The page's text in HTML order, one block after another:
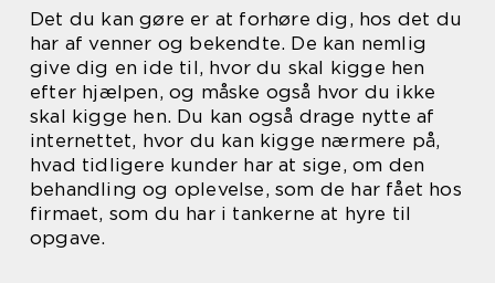
Det du kan gøre er at forhøre dig, hos det du
har af venner og bekendte. De kan nemlig
give dig en ide til, hvor du skal kigge hen
efter hjælpen, og måske også hvor du ikke
skal kigge hen. Du kan også drage nytte af
internettet, hvor du kan kigge nærmere på,
hvad tidligere kunder har at sige, om den
behandling og oplevelse, som de har fået hos
firmaet, som du har i tankerne at hyre til
opgave.